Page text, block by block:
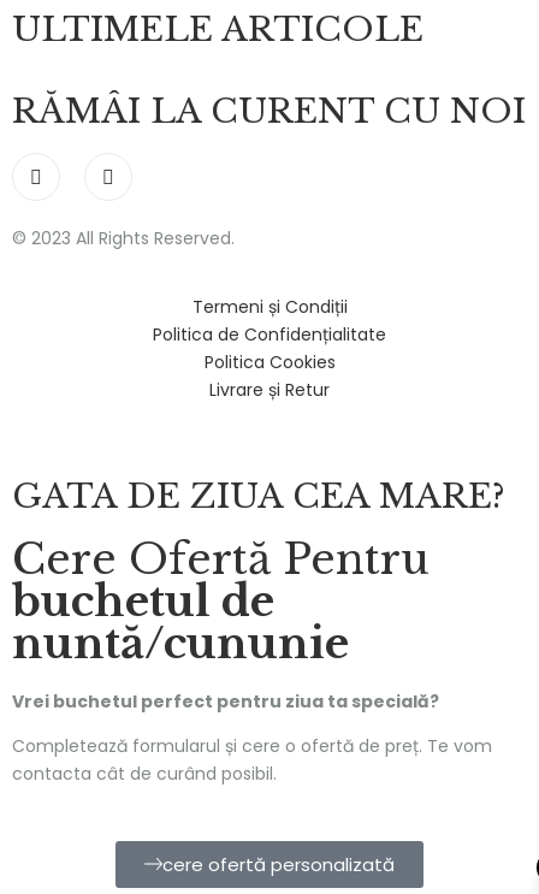
ULTIMELE ARTICOLE
RĂMÂI LA CURENT CU NOI
© 2023 All Rights Reserved.
Termeni și Condiții
Politica de Confidențialitate
Politica Cookies
Livrare și Retur
GATA DE ZIUA CEA MARE?
Cere Ofertă Pentru
buchetul de
nuntă/cununie
Vrei buchetul perfect pentru ziua ta specială?
Completează formularul și cere o ofertă de preț. Te vom
contacta cât de curând posibil.
cere ofertă personalizată